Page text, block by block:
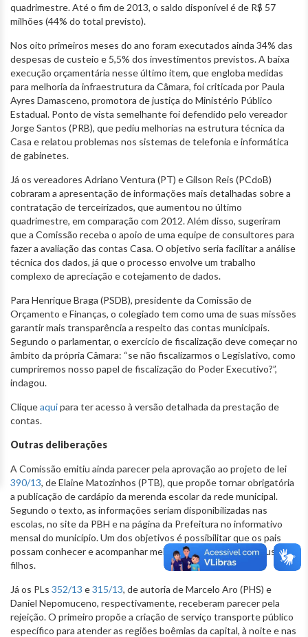
quadrimestre. Até o fim de 2013, o saldo disponível é de R$ 57
milhões (44% do total previsto).
Nos oito primeiros meses do ano foram executados ainda 34% das
despesas de custeio e 5,5% dos investimentos previstos. A baixa
execução orçamentária nesse último item, que engloba medidas
para melhoria da infraestrutura da Câmara, foi criticada por Paula
Ayres Damasceno, promotora de justiça do Ministério Público
Estadual. Ponto de vista semelhante foi defendido pelo vereador
Jorge Santos (PRB), que pediu melhorias na estrutura técnica da
Casa e relatou problemas nos sistemas de telefonia e informática
de gabinetes.
Já os vereadores Adriano Ventura (PT) e Gilson Reis (PCdoB)
cobraram a apresentação de informações mais detalhadas sobre a
contratação de terceirizados, que aumentou no último
quadrimestre, em comparação com 2012. Além disso, sugeriram
que a Comissão receba o apoio de uma equipe de consultores para
fazer a avaliação das contas Casa. O objetivo seria facilitar a análise
técnica dos dados, já que o processo envolve um trabalho
complexo de apreciação e cotejamento de dados.
Para Henrique Braga (PSDB), presidente da Comissão de
Orçamento e Finanças, o colegiado tem como uma de suas missões
garantir mais transparência a respeito das contas municipais.
Segundo o parlamentar, o exercício de fiscalização deve começar no
âmbito da própria Câmara: “se não fiscalizarmos o Legislativo, como
cumpriremos nosso papel de fiscalização do Poder Executivo?”,
indagou.
Cliqueaquipara ter acesso à versão detalhada da prestação de
contas.
Outras deliberações
A Comissão emitiu ainda parecer pela aprovação ao projeto de lei
390/13, de Elaine Matozinhos (PTB), que propõe tornar obrigatória
a publicação de cardápio da merenda escolar da rede municipal.
Segundo o texto, as informações seriam disponibilizadas nas
escolas, no site da PBH e na página da Prefeitura no informativo
mensal do município. Um dos objetivos é possibilitar que os pais
possam conhecer e acompanhar melhor a alimentação de seus
filhos.
Já os PLs 352/13 e315/13, de autoria de Marcelo Aro (PHS) e
Daniel Nepomuceno, respectivamente, receberam parecer pela
rejeição. O primeiro propõe a criação de serviço transporte público
específico para atender as regiões boêmias da capital, à noite e nas